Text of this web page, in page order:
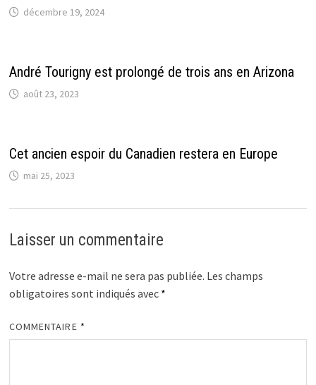
décembre 19, 2024
André Tourigny est prolongé de trois ans en Arizona
août 23, 2023
Cet ancien espoir du Canadien restera en Europe
mai 25, 2023
Laisser un commentaire
Votre adresse e-mail ne sera pas publiée. Les champs
obligatoires sont indiqués avec *
COMMENTAIRE *